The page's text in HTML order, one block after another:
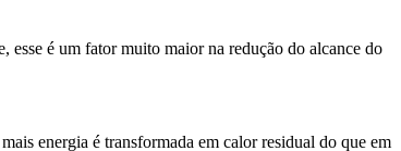
esse é um fator muito maior na redução do alcance do
energia é transformada em calor residual do que em